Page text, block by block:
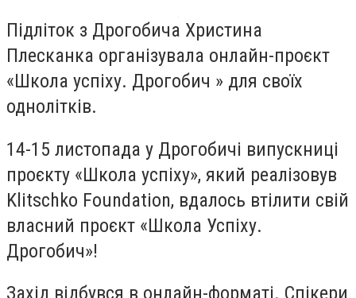
Підліток з Дрогобича Христина
Плесканка організувала онлайн-проєкт
«Школа успіху. Дрогобич » для своїх
однолітків.
14-15 листопада у Дрогобичі випускниці
проєкту «Школа успіху», який реалізовув
Klitschko Foundation, вдалось втілити свій
власний проєкт «Школа Успіху.
Дрогобич»!
Захід відбувся в онлайн-форматі. Спікери